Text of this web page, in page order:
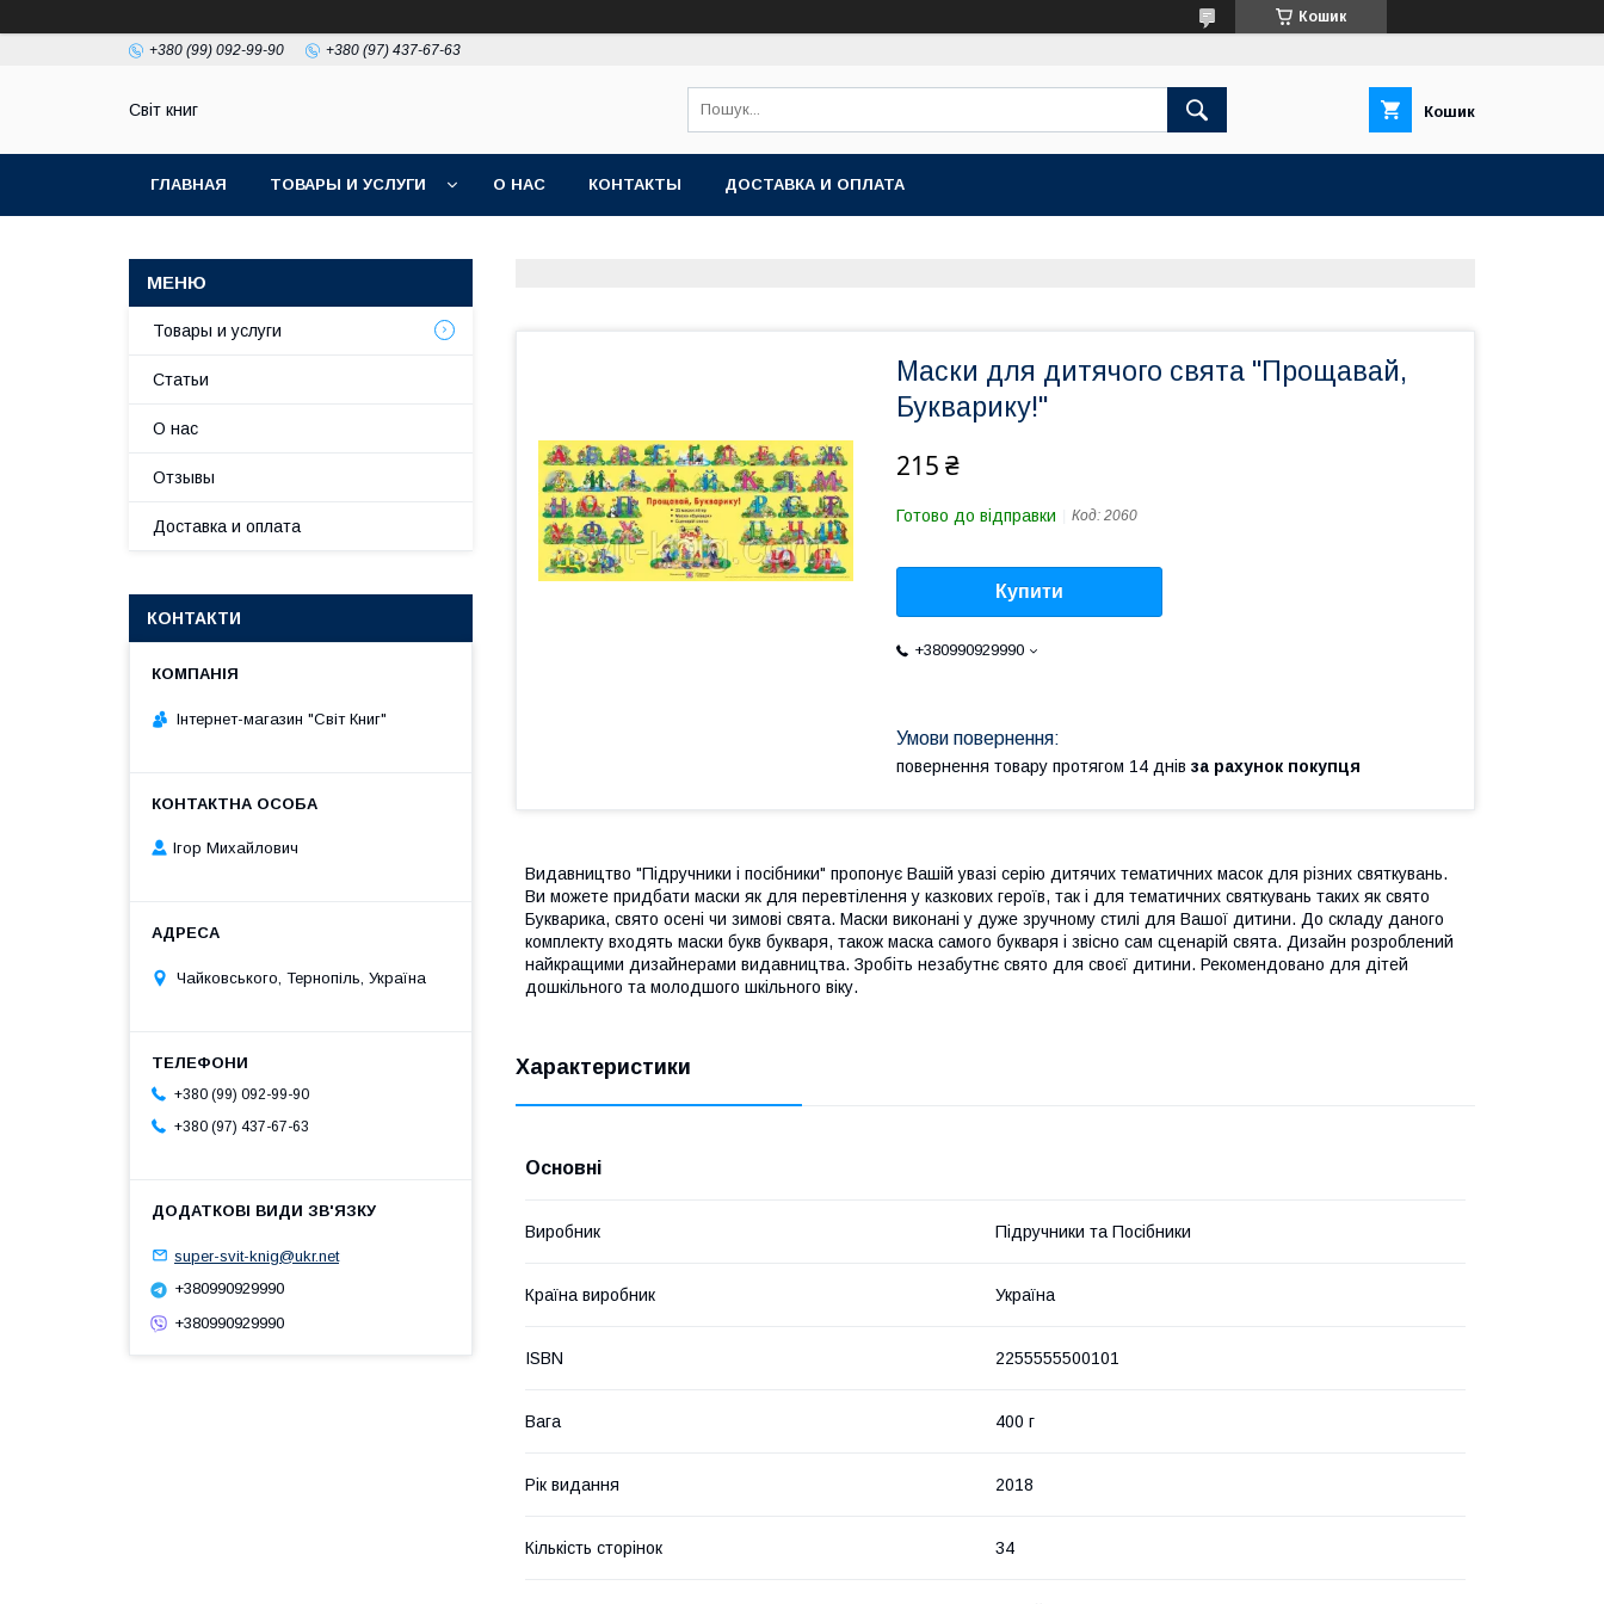
Кошик
+380 (99) 092-99-90 +380 (97) 437-67-63
Світ книг Кошик
ГЛАВНАЯ ТОВАРЫ И УСЛУГИ О НАС КОНТАКТЫ ДОСТАВКА И ОПЛАТА
Маски для дитячого свята "Прощавай,
Букварику!"
215 ₴
Готово до відправки Код: 2060
Купити
+380990929990
повернення товару протягом 14 днів за рахунок покупця
Видавництво "Підручники і посібники" пропонує Вашій увазі серію дитячих тематичних масок для різних святкувань.
Ви можете придбати маски як для перевтілення у казкових героїв, так і для тематичних святкувань таких як свято
Букварика, свято осені чи зимові свята. Маски виконані у дуже зручному стилі для Вашої дитини. До складу даного
комплекту входять маски букв букваря, також маска самого букваря і звісно сам сценарій свята. Дизайн розроблений
найкращими дизайнерами видавництва. Зробіть незабутнє свято для своєї дитини. Рекомендовано для дітей
дошкільного та молодшого шкільного віку.
Характеристики
Основні
Виробник Підручники та Посібники
Країна виробник Україна
ISBN 2255555500101
Вага 400 г
Рік видання 2018
Кількість сторінок 34
Товары и услуги
Статьи
О нас
Отзывы
Доставка и оплата
КОНТАКТИ
Інтернет-магазин "Світ Книг"
Ігор Михайлович
Чайковського, Тернопіль, Україна
+380 (99) 092-99-90
+380 (97) 437-67-63
super-svit-knig@ukr.net
+380990929990
+380990929990